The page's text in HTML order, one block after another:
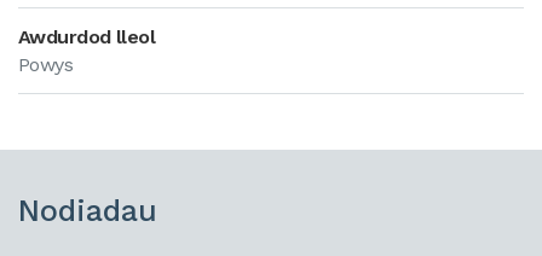
Awdurdod lleol
Powys
Nodiadau